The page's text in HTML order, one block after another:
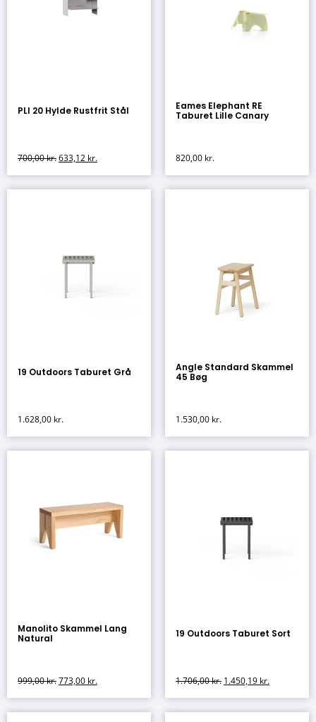
PLI 20 Hylde Rustfrit Stål
700,00kr.633,12 kr.
Eames Elephant RE
Taburet Lille Canary
820,00 kr.
19 Outdoors Taburet Grå
1.628,00 kr.
Angle Standard Skammel
45 Bøg
1.530,00 kr.
Manolito Skammel Lang
Natural
999,00kr.773,00 kr.
19 Outdoors Taburet Sort
1.706,00kr. 1.450,19 kr.